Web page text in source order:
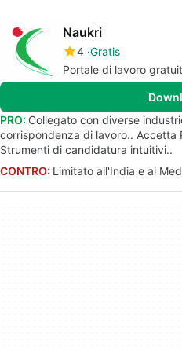
Naukri
4 Gratis
Portale di lavoro
PRO: Collegato con diverse
corrispondenza di lavoro.. Accetta
Strumenti di candidatura intuitivi..
CONTRO: Limitato all'India e al